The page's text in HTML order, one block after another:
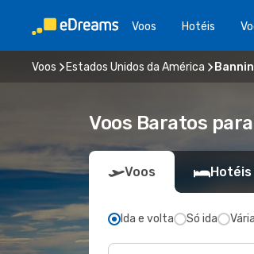
Voos Hotéis
Voos Estados Unidos da América
Voos Baratos
Voos Hotéis
Ida e volta Só ida